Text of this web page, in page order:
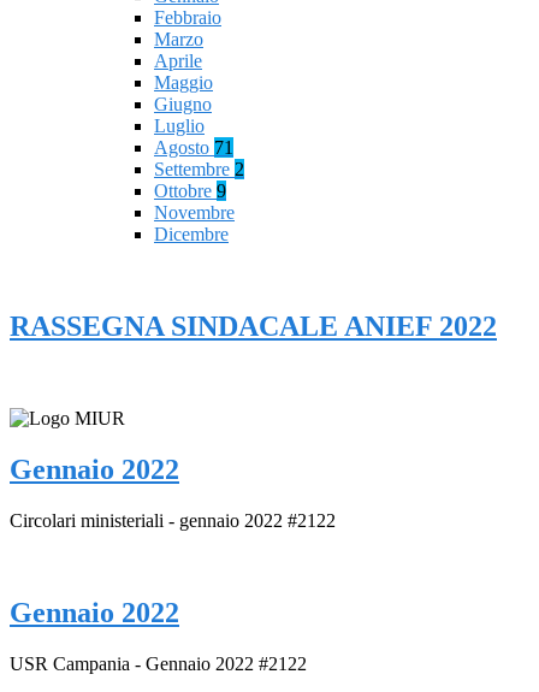
Febbraio
Marzo
Aprile
Maggio
Giugno
Luglio
Agosto 71
Settembre 2
Ottobre 9
Novembre
Dicembre
RASSEGNA SINDACALE ANIEF 2022
Gennaio 2022
Circolari ministeriali - gennaio 2022 #2122
Gennaio 2022
USR Campania - Gennaio 2022 #2122